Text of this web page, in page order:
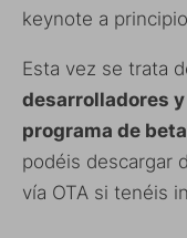
keynote a
Esta vez se trata
desarrolladores
programa de
podéis descargar
vía OTA si tenéis